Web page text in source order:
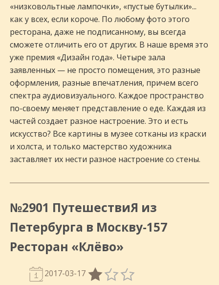
«низковольтные лампочки», «пустые бутылки»...
как у всех, если короче. По любому фото этого
ресторана, даже не подписанному, вы всегда
сможете отличить его от других. В наше время это
уже премия «Дизайн года». Четыре зала
заявленных — не просто помещения, это разные
оформления, разные впечатления, причем всего
спектра аудиовизуального. Каждое пространство
по-своему меняет представление о еде. Каждая из
частей создает разное настроение. Это и есть
искусство? Все картины в музее сотканы из краски
и холста, и только мастерство художника
заставляет их нести разное настроение со стены.
№2901 ПутешествиЯ из
Петербурга в Москву-157
Ресторан «Клёво»
2017-03-17